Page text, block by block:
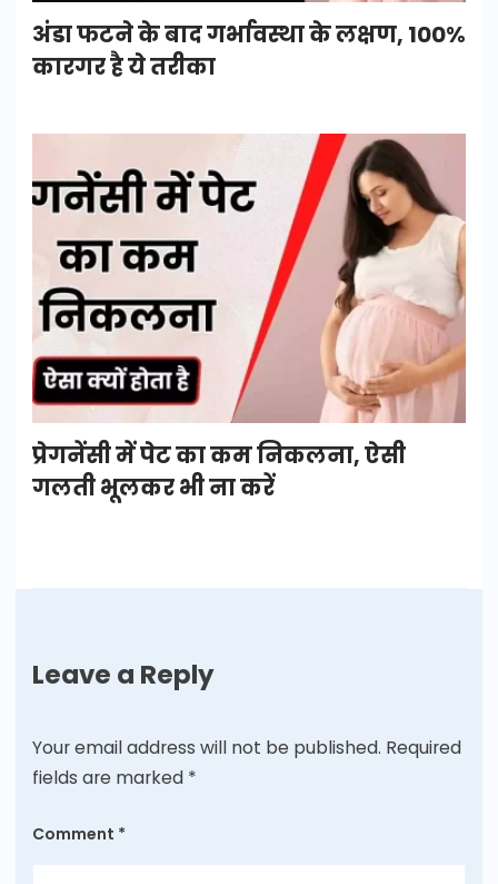
अंडा फटने के बाद गर्भावस्था के लक्षण, 100%
कारगर है ये तरीका
प्रेगनेंसी में पेट का कम निकलना, ऐसी
गलती भूलकर भी ना करें
Leave a Reply
Your email address will not be published. Required
fields are marked *
Comment *